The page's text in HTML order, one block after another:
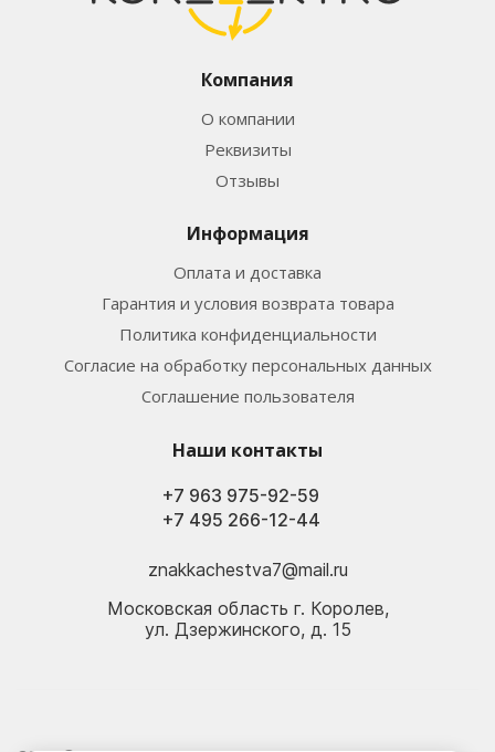
Компания
О компании
Реквизиты
Отзывы
Информация
Оплата и доставка
Гарантия и условия возврата товара
Политика конфиденциальности
Согласие на обработку персональных данных
Соглашение пользователя
Наши контакты
+7 495 266-12-44
+7 963 975-92-59
znakkachestva7@mail.ru
Московская область г. Королев,
ул. Дзержинского, д. 15